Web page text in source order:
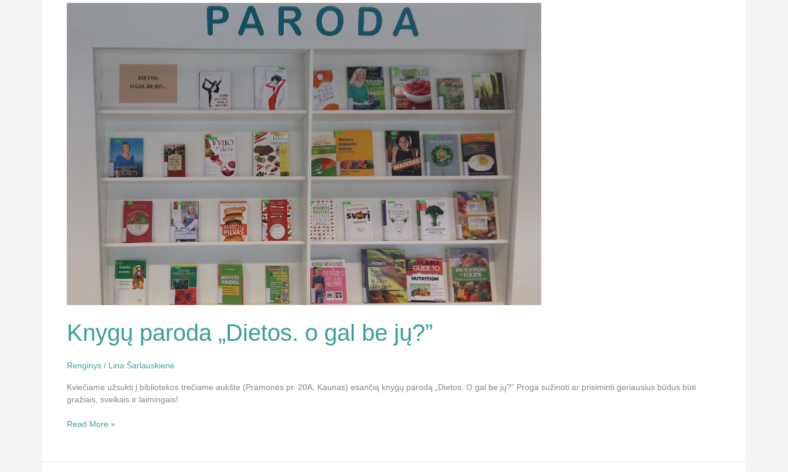
Knygų paroda „Dietos. o gal be jų?”
Renginys / Lina Šarlauskienė
Kviečiame užsukti į bibliotekos trečiame aukšte (Pramonės pr. 20A, Kaunas) esančią knygų parodą „Dietos. O gal be jų?” Proga sužinoti ar prisiminti geriausius būdus būti
gražiais, sveikais ir laimingais!
Read More »